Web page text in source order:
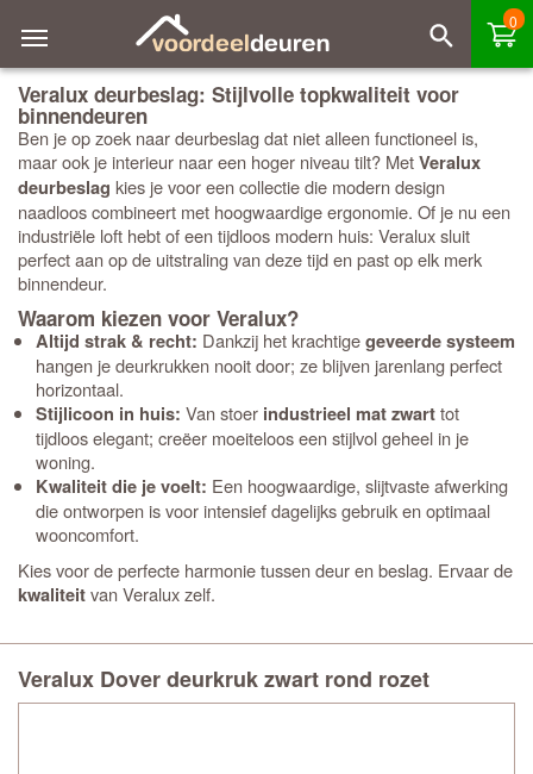
0
Veralux deurbeslag: Stijlvolle topkwaliteit voor
binnendeuren
Ben je op zoek naar deurbeslag dat niet alleen functioneel is,
maar ook je interieur naar een hoger niveau tilt? MetVeralux
deurbeslag kies je voor een collectie die modern design
naadloos combineert met hoogwaardige ergonomie. Of je nu een
industriële loft hebt of een tijdloos modern huis: Veralux sluit
perfect aan op de uitstraling van deze tijd en past op elk merk
binnendeur.
Waarom kiezen voor Veralux?
Altijd strak & recht: Dankzij het krachtigegeveerde systeem
hangen je deurkrukken nooit door; ze blijven jarenlang perfect
horizontaal.
Stijlicoon in huis: Van stoer industrieel mat zwarttot
tijdloos elegant; creëer moeiteloos een stijlvol geheel in je
woning.
Kwaliteit die je voelt: Een hoogwaardige, slijtvaste afwerking
die ontworpen is voor intensief dagelijks gebruik en optimaal
wooncomfort.
Kies voor de perfecte harmonie tussen deur en beslag. Ervaar de
kwaliteitvan Veralux zelf.
Veralux Dover deurkruk zwart rond rozet